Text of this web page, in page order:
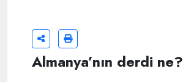
Almanya’nın derdi ne?